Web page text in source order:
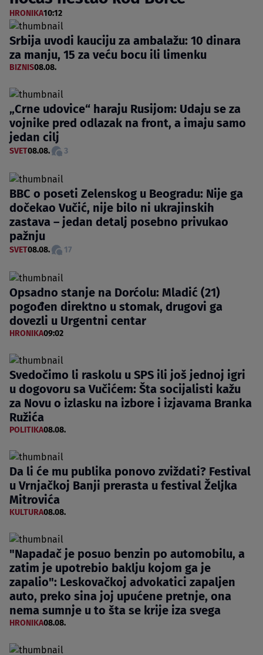
HRONIKA10:12
Srbija uvodi kauciju za ambalažu: 10 dinara
za manju, 15 za veću bocu ili limenku
BIZNIS08.08.
„Crne udovice“ haraju Rusijom: Udaju se za
vojnike pred odlazak na front, a imaju samo
jedan cilj
SVET08.08. 3
BBC o poseti Zelenskog u Beogradu: Nije ga
dočekao Vučić, nije bilo ni ukrajinskih
zastava – jedan detalj posebno privukao
pažnju
SVET08.08. 17
Opsadno stanje na Dorćolu: Mladić (21)
pogođen direktno u stomak, drugovi ga
dovezli u Urgentni centar
HRONIKA09:02
Svedočimo li raskolu u SPS ili još jednoj igri
u dogovoru sa Vučićem: Šta socijalisti kažu
za Novu o izlasku na izbore i izjavama Branka
Ružića
POLITIKA08.08.
Da li će mu publika ponovo zviždati? Festival
u Vrnjačkoj Banji prerasta u festival Željka
Mitrovića
KULTURA08.08.
"Napadač je posuo benzin po automobilu, a
zatim je upotrebio baklju kojom ga je
zapalio": Leskovačkoj advokatici zapaljen
auto, preko sina joj upućene pretnje, ona
nema sumnje u to šta se krije iza svega
HRONIKA08.08.